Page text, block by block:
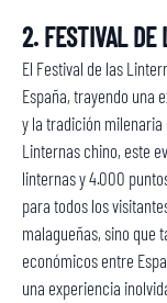
2. FESTIVAL DE
El Festival de las
España, trayendo una
y la tradición
Linternas chino, este
linternas y 4.000
para todos los
malagueñas, sino que
económicos entre
una experiencia